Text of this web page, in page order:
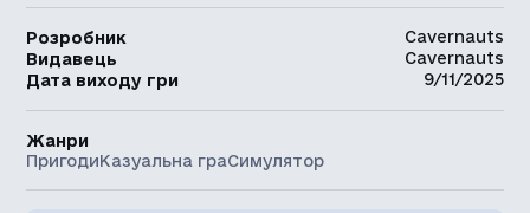
Розробник
Cavernauts
Видавець
Cavernauts
Дата виходу гри
9/11/2025
Жанри
ПригодиКазуальна граСимулятор